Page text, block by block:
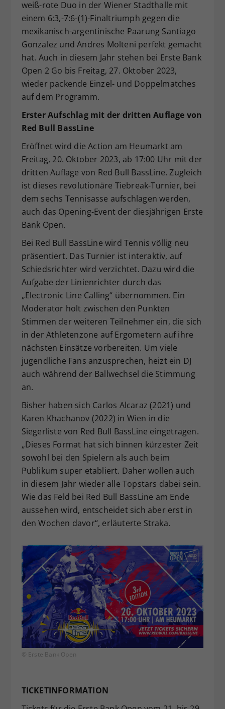
weiß-rote Duo in der Wiener Stadthalle mit
einem 6:3,-7:6-(1)-Finaltriumph gegen die
mexikanisch-argentinische Paarung Santiago
Gonzalez und Andres Molteni perfekt gemacht
hat. Auch in diesem Jahr stehen bei Erste Bank
Open 2 Go bis Freitag, 27. Oktober 2023,
wieder packende Einzel- und Doppelmatches
auf dem Programm.
Erster Aufschlag mit der dritten Auflage von
Red Bull BassLine
Eröffnet wird die Action am Heumarkt am
Freitag, 20. Oktober 2023, ab 17:00 Uhr mit der
dritten Auflage von Red Bull BassLine. Zugleich
ist dieses revolutionäre Tiebreak-Turnier, bei
dem sechs Tennisasse aufschlagen werden,
auch das Opening-Event der diesjährigen Erste
Bank Open.
Bei Red Bull BassLine wird Tennis völlig neu
präsentiert. Das Turnier ist interaktiv, auf
Schiedsrichter wird verzichtet. Dazu wird die
Aufgabe der Linienrichter durch das
„Electronic Line Calling“ übernommen. Ein
Moderator holt zwischen den Punkten
Stimmen der weiteren Teilnehmer ein, die sich
in der Athletenzone auf Ergometern auf ihre
nächsten Einsätze vorbereiten. Um viele
jugendliche Fans anzusprechen, heizt ein DJ
auch während der Ballwechsel die Stimmung
an.
Bisher haben sich Carlos Alcaraz (2021) und
Karen Khachanov (2022) in Wien in die
Siegerliste von Red Bull BassLine eingetragen.
„Dieses Format hat sich binnen kürzester Zeit
sowohl bei den Spielern als auch beim
Publikum super etabliert. Daher wollen auch
in diesem Jahr wieder alle Topstars dabei sein.
Wie das Feld bei Red Bull BassLine am Ende
aussehen wird, entscheidet sich aber erst in
den Wochen davor“, erläuterte Straka.
© Erste Bank Open
TICKETINFORMATION